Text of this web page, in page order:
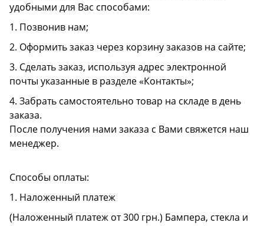
удобными для Вас способами:
1. Позвонив нам;
2. Оформить заказ через корзину заказов на сайте;
3. Сделать заказ, используя адрес электронной
почты указанные в разделе «Контакты»;
4. Забрать самостоятельно товар на складе в день
заказа.
После получения нами заказа с Вами свяжется наш
менеджер.
Способы оплаты:
1. Наложенный платеж
(Наложенный платеж от 300 грн.) Бампера, стекла и